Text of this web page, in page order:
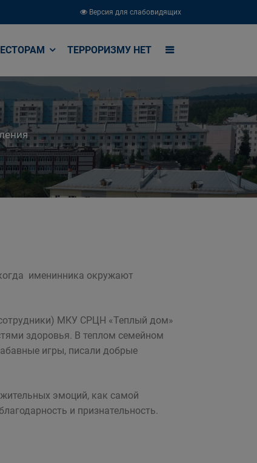
Версия для слабовидящих
ТЕРРОРИЗМУ НЕТ
именинника окружают
МКУ СРЦН «Теплый дом»
здоровья. В теплом семейном
игры, писали добрые
эмоций, как самой
и признательность.